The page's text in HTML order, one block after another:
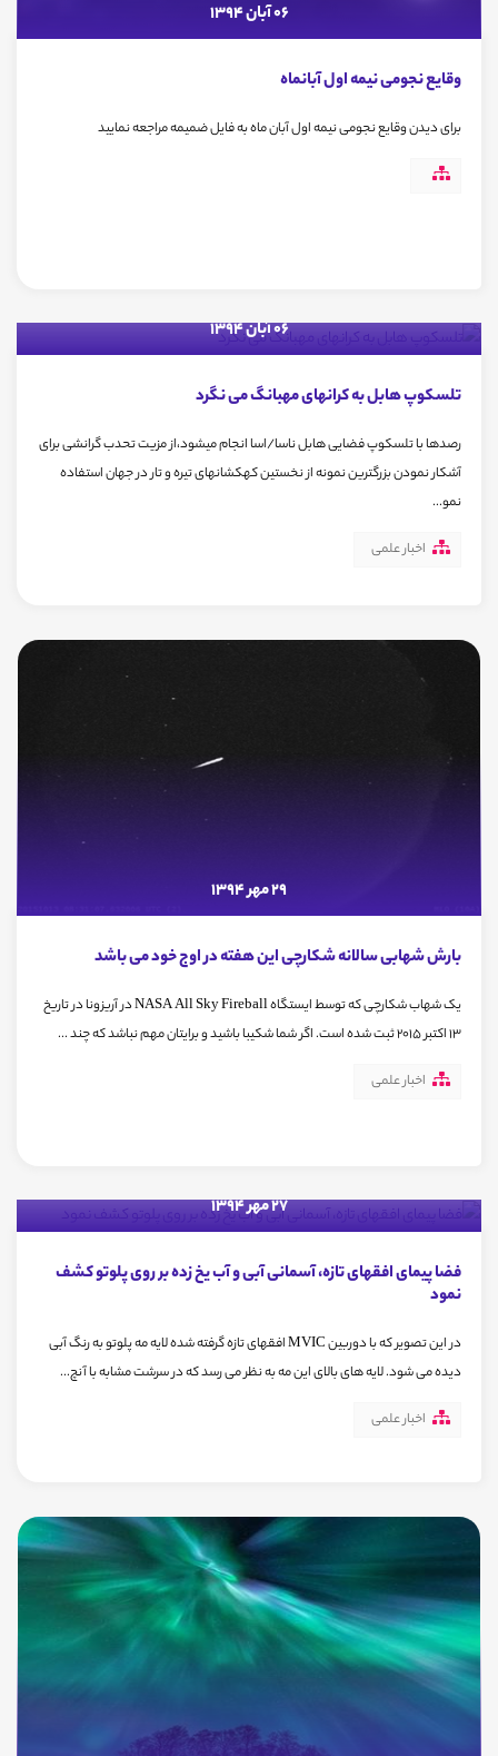
06 آبان 1394
وقایع نجومی نیمه اول آبانماه
برای دیدن وقایع نجومی نیمه اول آبان ماه به فایل ضمیمه مراجعه نمایید
06 آبان 1394
تلسکوپ هابل به کرانهای مهبانگ می نگرد
رصدها با تلسکوپ فضایی هابل ناسا/اسا انجام میشود،از مزیت تحدب گرانشی برای
آشکار نمودن بزرگترین نمونه از نخستین کهکشانهای تیره و تار در جهان استفاده
نمو...
اخبار علمی
29 مهر 1394
بارش شهابی سالانه شکارچی این هفته در اوج خود می باشد
یک شهاب شکارچی که توسط ایستگاه NASA All Sky Fireball در آریزونا در تاریخ
13 اکتبر 2015 ثبت شده است. اگر شما شکیبا باشید و برایتان مهم نباشد که چند ...
اخبار علمی
27 مهر 1394
فضا پیمای افقهای تازه، آسمانی آبی و آب یخ زده بر روی پلوتو کشف
نمود
در این تصویر که با دوربین MVIC افقهای تازه گرفته شده لایه مه پلوتو به رنگ آبی
دیده می شود. لایه های بالای این مه به نظر می رسد که در سرشت مشابه با آنچ...
اخبار علمی